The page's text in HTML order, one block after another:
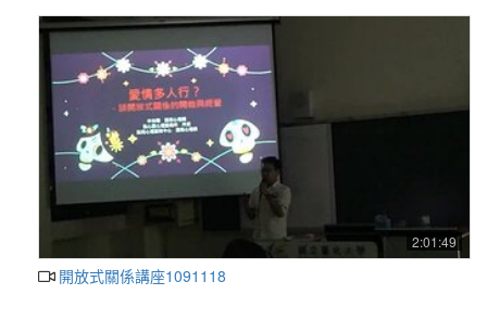
2:01:49
開放式關係講座1091118